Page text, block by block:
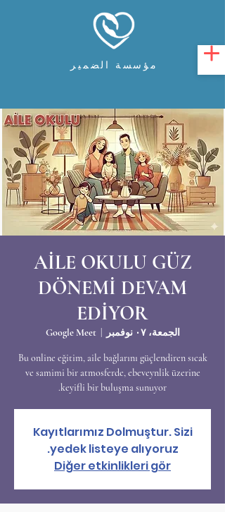
مؤسسة الضمير
AİLE OKULU GÜZ
DÖNEMİ DEVAM
EDİYOR
الجمعة، ٠٧ نوفمبر
  |
Google Meet
Bu online eğitim, aile bağlarını güçlendiren sıcak
ve samimi bir atmosferde, ebeveynlik üzerine
keyifli bir buluşma sunuyor.
Kayıtlarımız Dolmuştur. Sizi
yedek listeye alıyoruz.
Diğer etkinlikleri gör